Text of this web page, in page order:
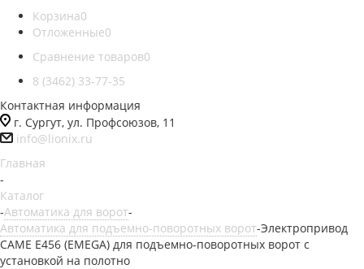
Корзина0
Отложенные0
Сравнение товаров0
8 (3462) 33-77-35
Контактная информация
г. Сургут, ул. Профсоюзов, 11
info@lionix.ru
Главная
-
Каталог
-Автоматика для ворот-
Автоматика для подъемно-поворотных ворот-Электропривод
CAME E456 (EMEGA) для подъемно-поворотных ворот с
установкой на полотно